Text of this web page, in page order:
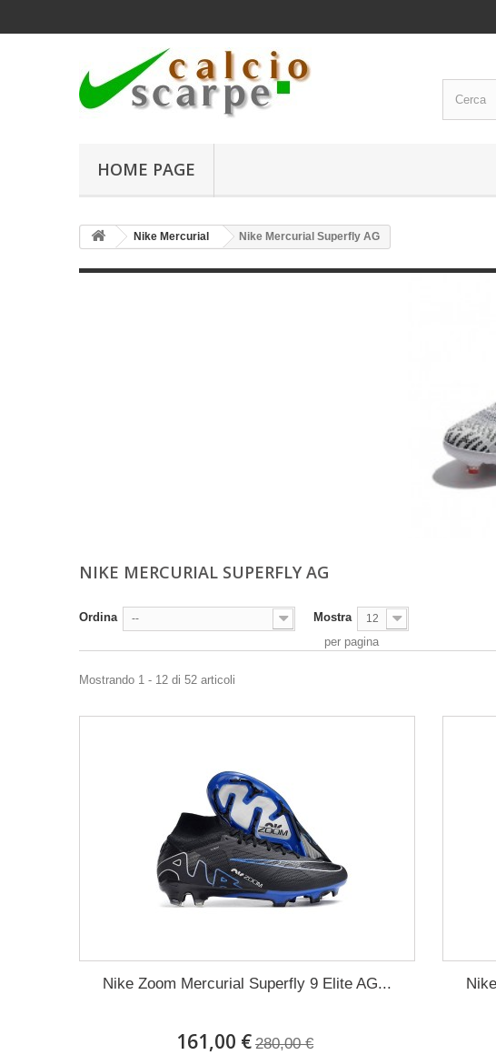
HOME PAGE
Nike Mercurial Nike Mercurial Superfly AG
NIKE MERCURIAL SUPERFLY AG
Ordina -- Mostra 12
per pagina
Mostrando 1 - 12 di 52 articoli
Nike Zoom Mercurial Superfly 9 Elite AG...
161,00 € 280,00 €